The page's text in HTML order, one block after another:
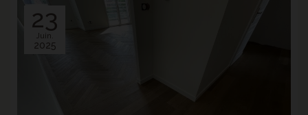
23
Juin.
2025